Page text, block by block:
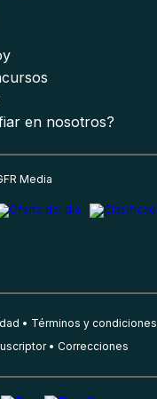
en nosotros?
Media
Términos y condiciones
Correcciones